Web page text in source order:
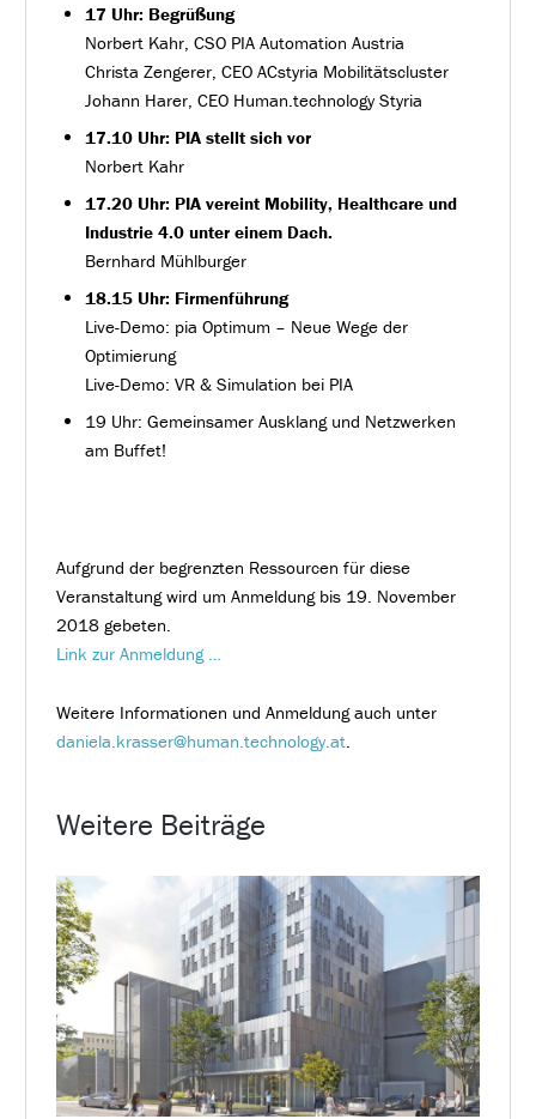
17 Uhr: Begrüßung
Norbert Kahr, CSO PIA Automation Austria
Christa Zengerer, CEO ACstyria Mobilitätscluster
Johann Harer, CEO Human.technology Styria
17.10 Uhr: PIA stellt sich vor
Norbert Kahr
17.20 Uhr: PIA vereint Mobility, Healthcare und
Industrie 4.0 unter einem Dach.
Bernhard Mühlburger
18.15 Uhr: Firmenführung
Live-Demo: pia Optimum – Neue Wege der
Optimierung
Live-Demo: VR & Simulation bei PIA
19 Uhr: Gemeinsamer Ausklang und Netzwerken
am Buffet!
Aufgrund der begrenzten Ressourcen für diese
Veranstaltung wird um Anmeldung bis 19. November
2018 gebeten.
Link zur Anmeldung …
Weitere Informationen und Anmeldung auch unter
daniela.krasser@human.technology.at.
Weitere Beiträge